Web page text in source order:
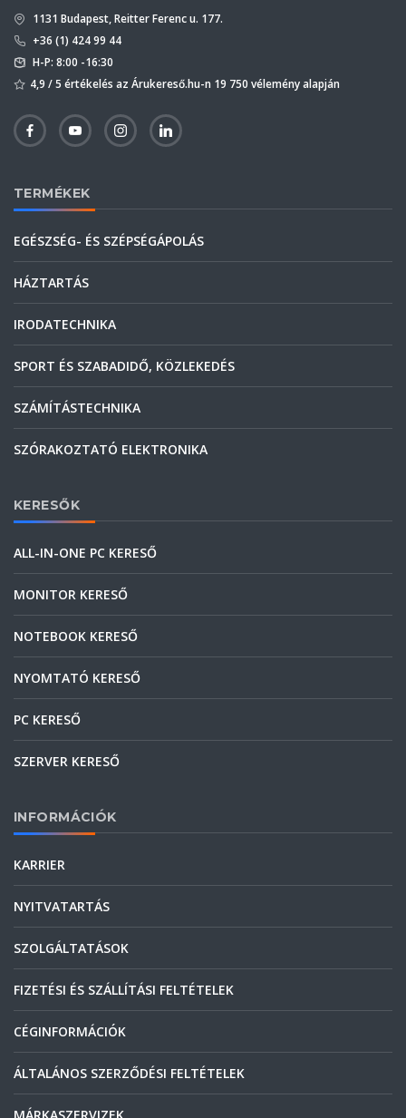
1131 Budapest, Reitter Ferenc u. 177.
+36 (1) 424 99 44
H-P: 8:00 -16:30
4,9 / 5 értékelés az Árukereső.hu-n 19 750 vélemény alapján
TERMÉKEK
EGÉSZSÉG- ÉS SZÉPSÉGÁPOLÁS
HÁZTARTÁS
IRODATECHNIKA
SPORT ÉS SZABADIDŐ, KÖZLEKEDÉS
SZÁMÍTÁSTECHNIKA
SZÓRAKOZTATÓ ELEKTRONIKA
KERESŐK
ALL-IN-ONE PC KERESŐ
MONITOR KERESŐ
NOTEBOOK KERESŐ
NYOMTATÓ KERESŐ
PC KERESŐ
SZERVER KERESŐ
INFORMÁCIÓK
KARRIER
NYITVATARTÁS
SZOLGÁLTATÁSOK
FIZETÉSI ÉS SZÁLLÍTÁSI FELTÉTELEK
CÉGINFORMÁCIÓK
ÁLTALÁNOS SZERZŐDÉSI FELTÉTELEK